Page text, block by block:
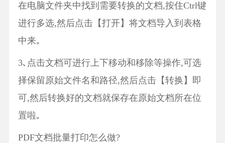
在电脑文件夹中找到需要转换的文档,按住Ctrl键
进行多选,然后点击【打开】将文档导入到表格
中来｡
3､点击文档可进行上下移动和移除等操作,可选
择保留原始文件名和路径,然后点击【转换】即
可,然后转换好的文档就保存在原始文档所在位
置啦｡
PDF文档批量打印怎么做?